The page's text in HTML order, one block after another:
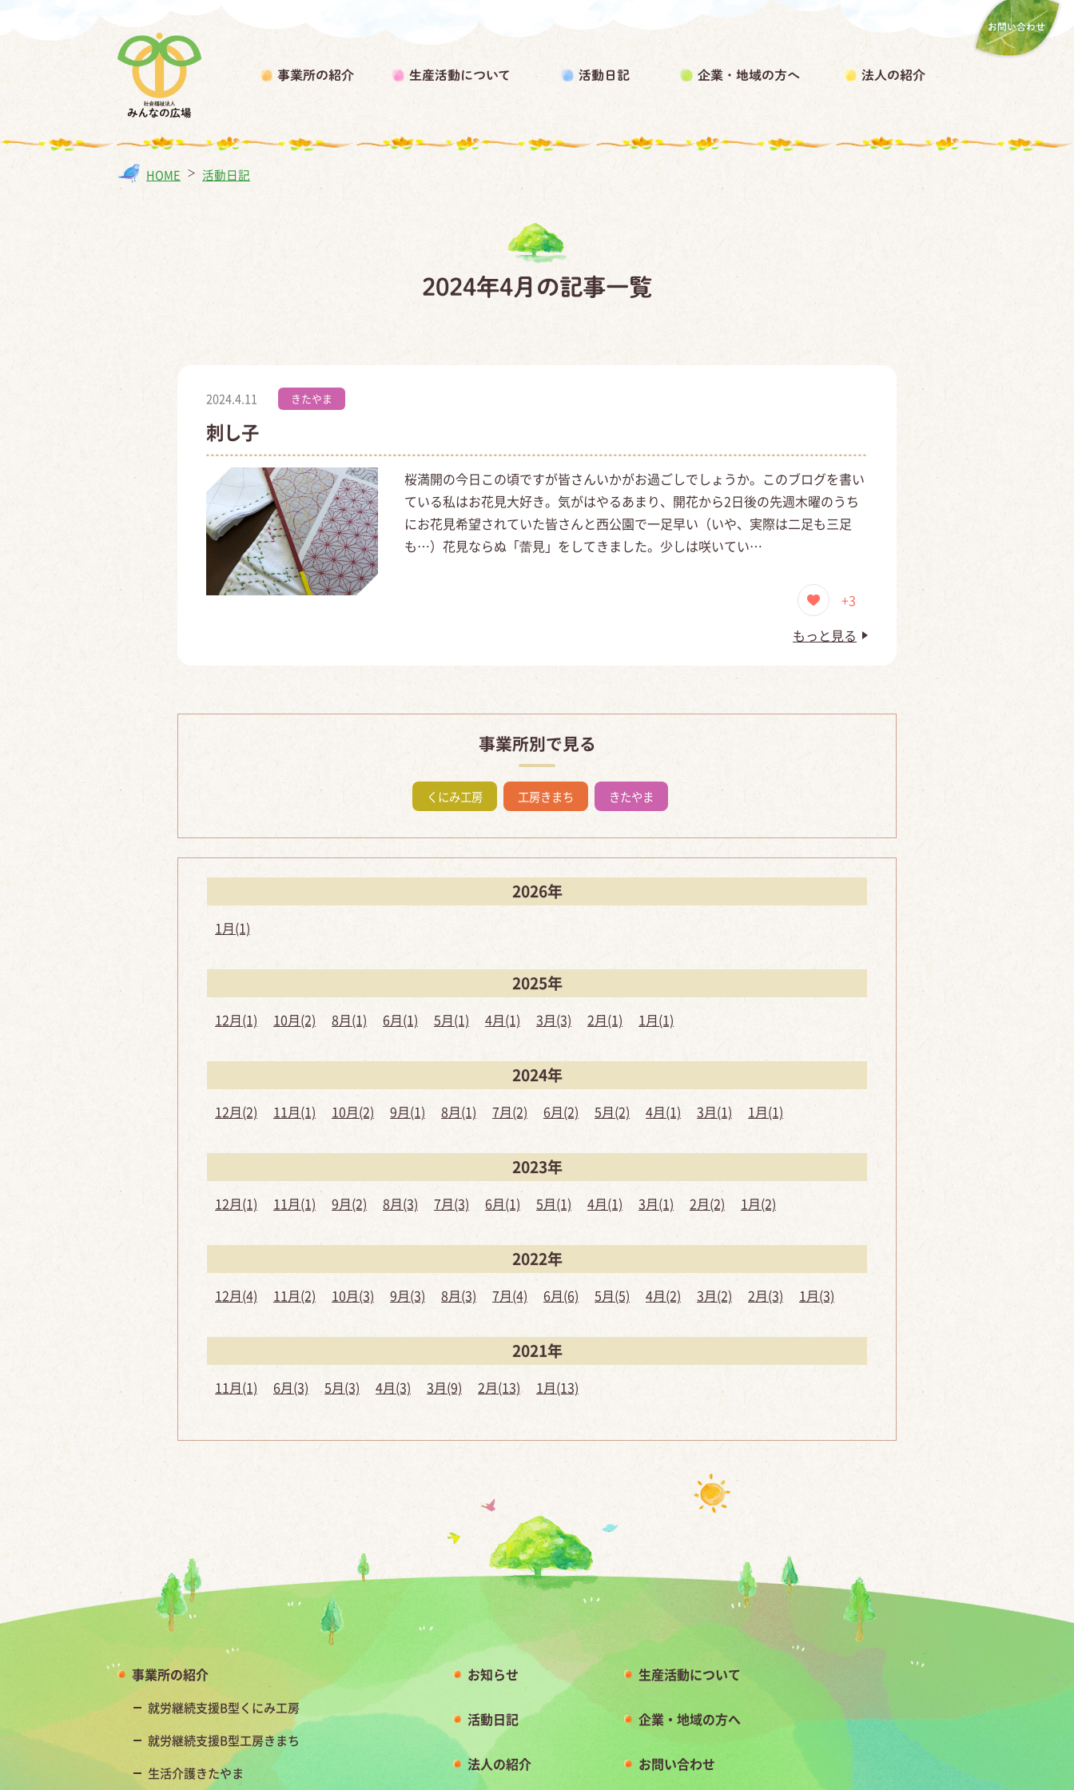
事業所の紹介 生産活動について 活動日記 企業・地域の方へ 法人の紹介
HOME ＞ 活動日記
2024年4月の記事一覧
2024.4.11 きたやま
刺し子
桜満開の今日この頃ですが皆さんいかがお過ごしでしょうか。このブログを書い
ている私はお花見大好き。気がはやるあまり、開花から2日後の先週木曜のうち
にお花見希望されていた皆さんと西公園で一足早い（いや、実際は二足も三足
も…）花見ならぬ「蕾見」をしてきました。少しは咲いてい…
+3
もっと見る
事業所別で見る
くにみ工房 工房きまち きたやま
2026年
1月(1)
2025年
12月(1) 10月(2) 8月(1) 6月(1) 5月(1) 4月(1) 3月(3) 2月(1) 1月(1)
2024年
12月(2) 11月(1) 10月(2) 9月(1) 8月(1) 7月(2) 6月(2) 5月(2) 4月(1) 3月(1) 1月(1)
2023年
12月(1) 11月(1) 9月(2) 8月(3) 7月(3) 6月(1) 5月(1) 4月(1) 3月(1) 2月(2) 1月(2)
2022年
12月(4) 11月(2) 10月(3) 9月(3) 8月(3) 7月(4) 6月(6) 5月(5) 4月(2) 3月(2) 2月(3) 1月(3)
2021年
11月(1) 6月(3) 5月(3) 4月(3) 3月(9) 2月(13) 1月(13)
事業所の紹介
就労継続支援B型くにみ工房
就労継続支援B型工房きまち
生活介護きたやま
お知らせ 生産活動について
活動日記 企業・地域の方へ
法人の紹介 お問い合わせ